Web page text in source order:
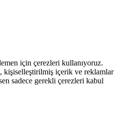
için çerezleri kullanıyoruz.
kişiselleştirilmiş içerik ve reklamlar
sadece gerekli çerezleri kabul